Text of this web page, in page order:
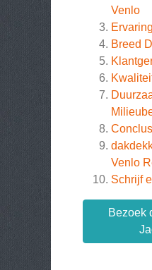
Venlo
Breed
Venlo
Schrijf
Bezoek